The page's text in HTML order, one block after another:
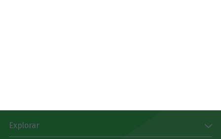
Explorar